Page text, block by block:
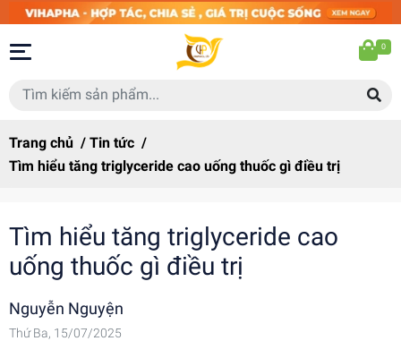
0
Trang chủ / Tin tức /
Tìm hiểu tăng triglyceride cao uống thuốc gì điều trị
Tìm hiểu tăng triglyceride cao
uống thuốc gì điều trị
Nguyễn Nguyện
Thứ Ba, 15/07/2025